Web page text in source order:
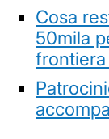
Cosa
50mila